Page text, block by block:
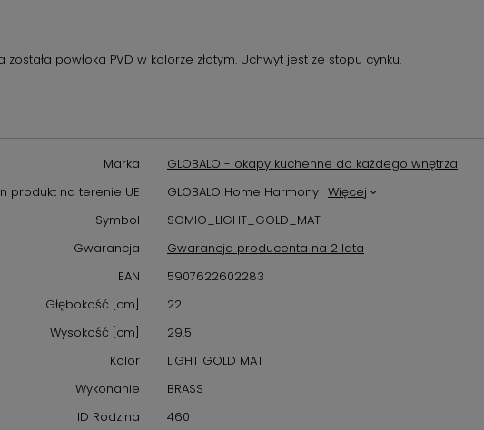
powłoka PVD w kolorze złotym. Uchwyt jest ze stopu cynku.
Marka
GLOBALO - okapy kuchenne do każdego wnętrza
produkt na terenie UE
GLOBALO Home Harmony Więcej
Symbol
SOMIO_LIGHT_GOLD_MAT
Gwarancja
Gwarancja producenta na 2 lata
EAN
5907622602283
Głębokość [cm]
22
Wysokość [cm]
29.5
Kolor
LIGHT GOLD MAT
Wykonanie
BRASS
ID Rodzina
460